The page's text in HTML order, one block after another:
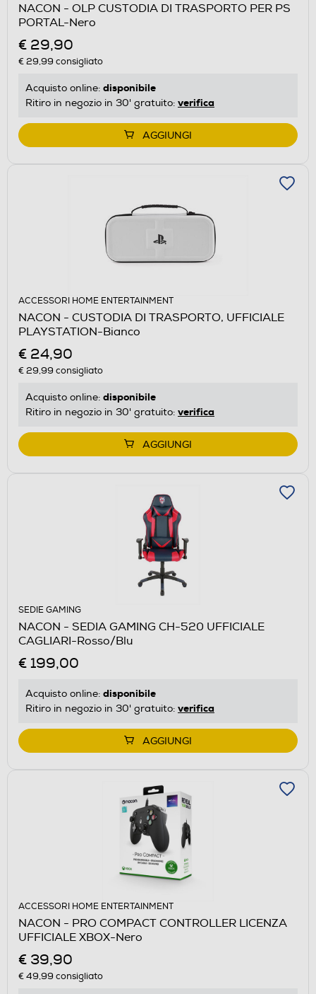
NACON - OLP CUSTODIA DI TRASPORTO PER PS
PORTAL-Nero
€ 29,90
€ 29,99 consigliato
Acquisto online: disponibile
Ritiro in negozio in 30' gratuito: verifica
AGGIUNGI
ACCESSORI HOME ENTERTAINMENT
NACON - CUSTODIA DI TRASPORTO, UFFICIALE
PLAYSTATION-Bianco
€ 24,90
€ 29,99 consigliato
Acquisto online: disponibile
Ritiro in negozio in 30' gratuito: verifica
AGGIUNGI
SEDIE GAMING
NACON - SEDIA GAMING CH-520 UFFICIALE
CAGLIARI-Rosso/Blu
€ 199,00
Acquisto online: disponibile
Ritiro in negozio in 30' gratuito: verifica
AGGIUNGI
ACCESSORI HOME ENTERTAINMENT
NACON - PRO COMPACT CONTROLLER LICENZA
UFFICIALE XBOX-Nero
€ 39,90
€ 49,99 consigliato